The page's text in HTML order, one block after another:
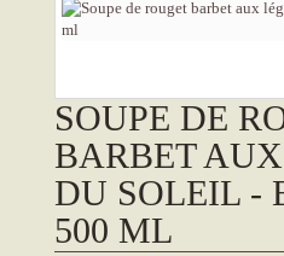
SOUPE DE
BARBET
DU SOLEIL -
500 ML